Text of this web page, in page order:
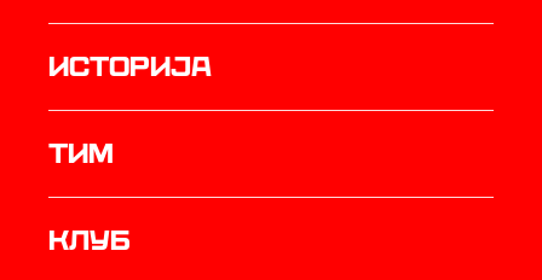
историја
ТИМ
Клуб